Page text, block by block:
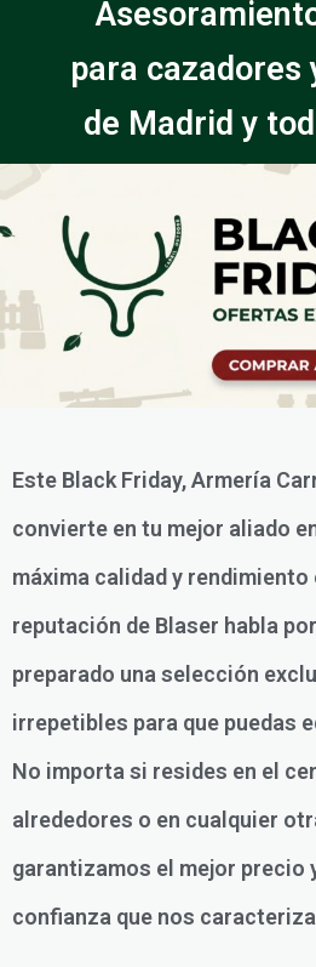
para cazadores
de Madrid y
Este Black Friday, Armería
convierte en tu mejor aliado
máxima calidad y rendimiento
reputación de Blaser habla
preparado una selección
irrepetibles para que puedas
No importa si resides en el
alrededores o en cualquier
garantizamos el mejor precio
confianza que nos